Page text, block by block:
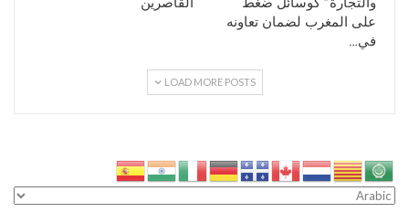
على المغرب لضمان تعاونه
في…
LOAD MORE POSTS